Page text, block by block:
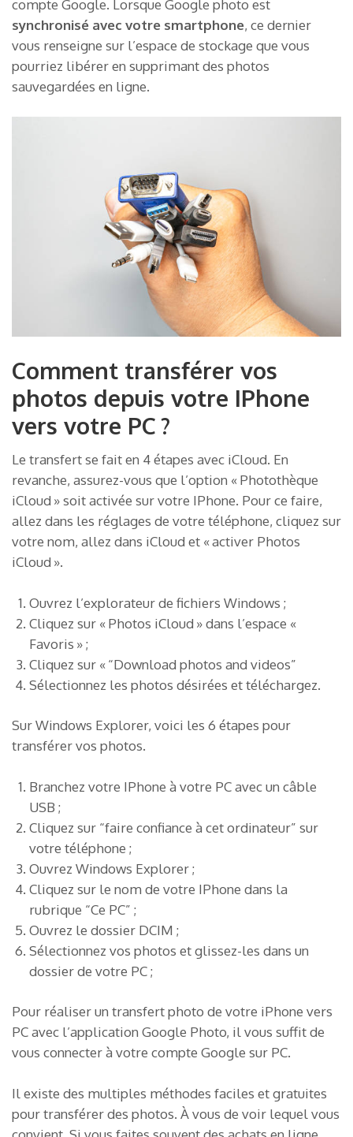
compte Google. Lorsque Google photo est
synchronisé avec votre smartphone, ce dernier
vous renseigne sur l’espace de stockage que vous
pourriez libérer en supprimant des photos
sauvegardées en ligne.
Comment transférer vos
photos depuis votre IPhone
vers votre PC ?
Le transfert se fait en 4 étapes avec iCloud. En
revanche, assurez-vous que l’option « Photothèque
iCloud » soit activée sur votre IPhone. Pour ce faire,
allez dans les réglages de votre téléphone, cliquez sur
votre nom, allez dans iCloud et « activer Photos
iCloud ».
Ouvrez l’explorateur de fichiers Windows ;
Cliquez sur « Photos iCloud » dans l’espace «
Favoris » ;
Cliquez sur « “Download photos and videos”
Sélectionnez les photos désirées et téléchargez.
Sur Windows Explorer, voici les 6 étapes pour
transférer vos photos.
Branchez votre IPhone à votre PC avec un câble
USB ;
Cliquez sur “faire confiance à cet ordinateur” sur
votre téléphone ;
Ouvrez Windows Explorer ;
Cliquez sur le nom de votre IPhone dans la
rubrique “Ce PC” ;
Ouvrez le dossier DCIM ;
Sélectionnez vos photos et glissez-les dans un
dossier de votre PC ;
Pour réaliser un transfert photo de votre iPhone vers
PC avec l’application Google Photo, il vous suffit de
vous connecter à votre compte Google sur PC.
Il existe des multiples méthodes faciles et gratuites
pour transférer des photos. À vous de voir lequel vous